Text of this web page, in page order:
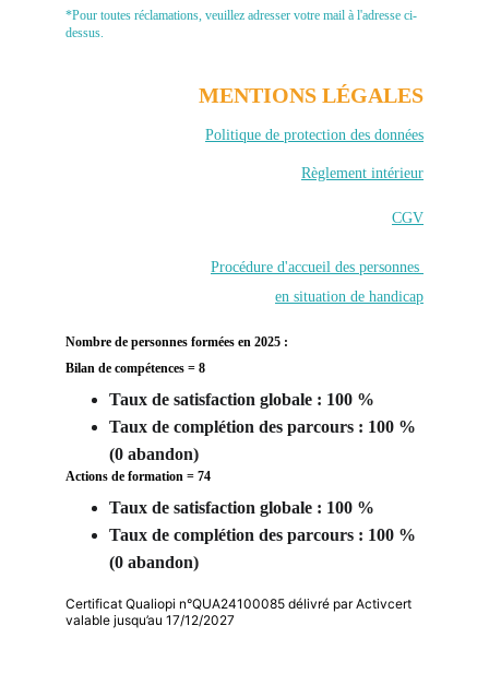
Politique de protection des données
MENTIONS LÉGALES
Règlement intérieur
CGV
Procédure d'accueil des personnes
en situation de handicap
*Pour toutes réclamations, veuillez adresser votre mail à l'adresse ci-
dessus.
Nombre de personnes formées en 2025 :
Bilan de compétences = 8
Taux de satisfaction globale : 100 %
Taux de complétion des parcours : 100 %
(0 abandon)
Actions de formation = 74
Taux de satisfaction globale : 100 %
Taux de complétion des parcours : 100 %
(0 abandon)
Certificat Qualiopi n°QUA24100085 délivré par Activcert
valable jusqu’au 17/12/2027